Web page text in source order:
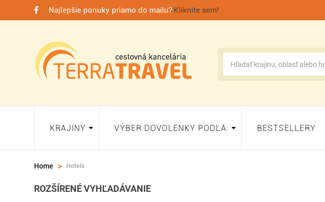
Najlepšie ponuky priamo do mailu? Kliknite sem!
KRAJINY VÝBER DOVOLENKY PODĽA: BESTSELLERY
Home > Hotels
ROZŠÍRENÉ VYHĽADÁVANIE